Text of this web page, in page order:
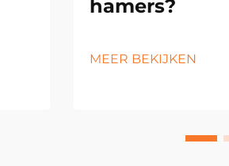
hamers?
MEER BEKIJKEN